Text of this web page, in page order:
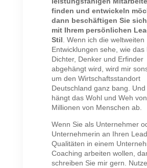
finden und entwickeln
dann beschäftigen Sie
mit Ihrem persönlichen
Stil . Wenn ich die weltweiten
Entwicklungen sehe, wie das
Dichter, Denker und Erfinder
abgehängt wird, wird mir
um den Wirtschaftsstandort
Deutschland ganz bang. Und
hängt das Wohl und Weh von
Millionen von Menschen ab.
Wenn Sie als Unternehmer
Unternehmerin an Ihren
Qualitäten in einem
Coaching arbeiten wollen,
schreiben Sie mir gern.